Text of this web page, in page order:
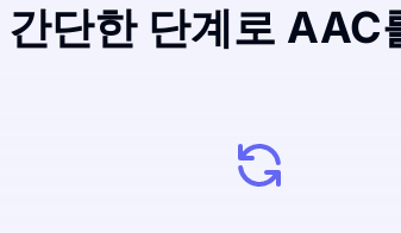
단한 단계로 AAC